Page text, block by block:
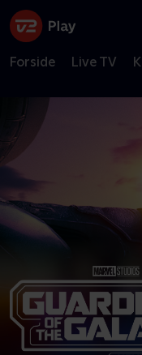
Forside Live TV